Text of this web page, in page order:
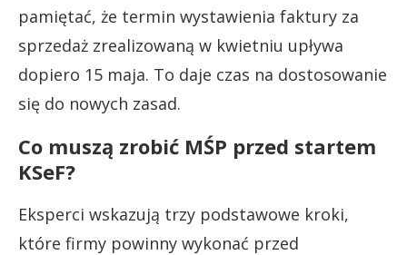
pamiętać, że termin wystawienia faktury za
sprzedaż zrealizowaną w kwietniu upływa
dopiero 15 maja. To daje czas na dostosowanie
się do nowych zasad.
Co muszą zrobić MŚP przed startem
KSeF?
Eksperci wskazują trzy podstawowe kroki,
które firmy powinny wykonać przed